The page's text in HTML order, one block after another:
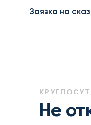
Заявка на
Не